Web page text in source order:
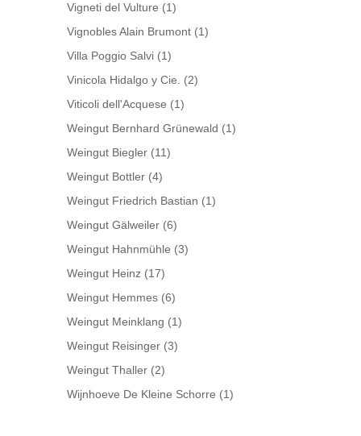
Vigneti del Vulture (1)
Vignobles Alain Brumont (1)
Villa Poggio Salvi (1)
Vinicola Hidalgo y Cie.
(2)
Viticoli dell'Acquese (1)
Weingut Bernhard Grünewald (1)
Weingut Biegler (11)
Weingut Bottler (4)
Weingut Friedrich Bastian (1)
Weingut Gälweiler (6)
Weingut Hahnmühle (3)
Weingut Heinz (17)
Weingut Hemmes (6)
Weingut Meinklang (1)
Weingut Reisinger (3)
Weingut Thaller (2)
Wijnhoeve De Kleine Schorre (1)